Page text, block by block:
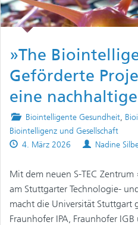
»The
Geförderte
eine
Posted
in
Biointelligente Gesundheit,
Biointelligenz und Gesellschaft
Published
4. März 2026 Authors
Nadine
Mit dem neuen S-TEC
am Stuttgarter Technologie-
macht die Universität Stuttgart
Fraunhofer IPA, Fraunhofer